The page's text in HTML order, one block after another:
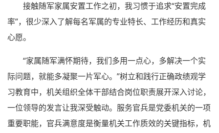
接触随军家属安置工作之初，我习惯于追求“安置完成
率”，很少深入了解每名军属的专业特长、工作经历和真实
心愿。
“家属随军满怀期待，我们多用一点心，多解决一个实
际问题，就能多凝聚一片军心。”树立和践行正确政绩观学
习教育中，机关组织全体干部结合岗位职责展开深入讨论，
一位领导的发言让我深受触动。服务官兵是党委机关的一项
重要职能，官兵满意度是衡量机关工作质效的关键指标，机